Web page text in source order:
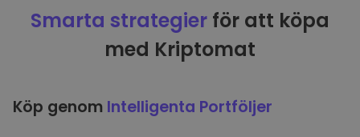
Smarta strategier för att köpa
med Kriptomat
Köp genom Intelligenta Portföljer